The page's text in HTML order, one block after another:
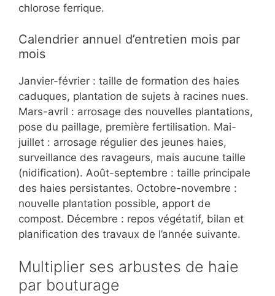
chlorose ferrique.
Calendrier annuel d’entretien mois par
mois
Janvier-février : taille de formation des haies
caduques, plantation de sujets à racines nues.
Mars-avril : arrosage des nouvelles plantations,
pose du paillage, première fertilisation. Mai-
juillet : arrosage régulier des jeunes haies,
surveillance des ravageurs, mais aucune taille
(nidification). Août-septembre : taille principale
des haies persistantes. Octobre-novembre :
nouvelle plantation possible, apport de
compost. Décembre : repos végétatif, bilan et
planification des travaux de l’année suivante.
Multiplier ses arbustes de haie
par bouturage